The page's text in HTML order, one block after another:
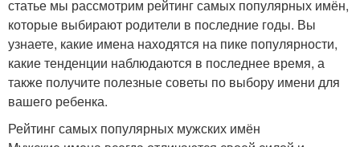
статье мы рассмотрим рейтинг самых популярных имён,
которые выбирают родители в последние годы. Вы
узнаете, какие имена находятся на пике популярности,
какие тенденции наблюдаются в последнее время, а
также получите полезные советы по выбору имени для
вашего ребенка.
Рейтинг самых популярных мужских имён